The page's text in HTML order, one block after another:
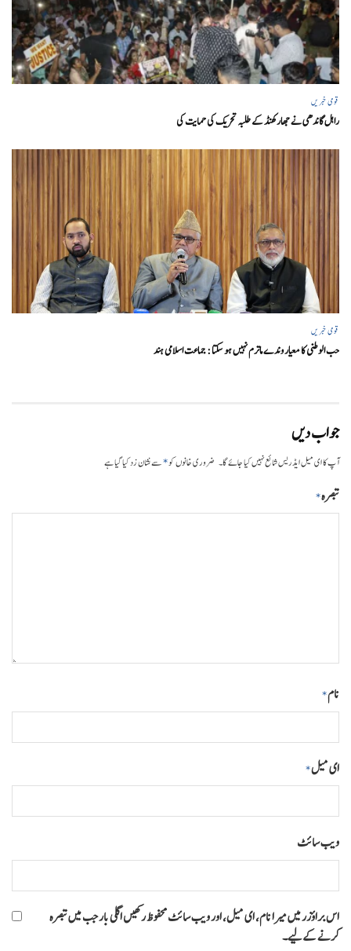
قومی خبریں
راہل گاندھی نے جھارکھنڈ کے طلبہ تحریک کی حمایت کی
قومی خبریں
حب الوطنی کا معیار وندے ماترم نہیں ہو سکتا : جماعت اسلامی ہند
جواب دیں
آپ کا ای میل ایڈریس شائع نہیں کیا جائے گا۔ ضروری خانوں کو*سے نشان زد کیا گیا ہے
تبصرہ*
نام*
ای میل*
ویب‌ سائٹ
اس براؤزر میں میرا نام، ای میل، اور ویب سائٹ محفوظ رکھیں اگلی بار جب میں تبصرہ
کرنے کےلیے۔